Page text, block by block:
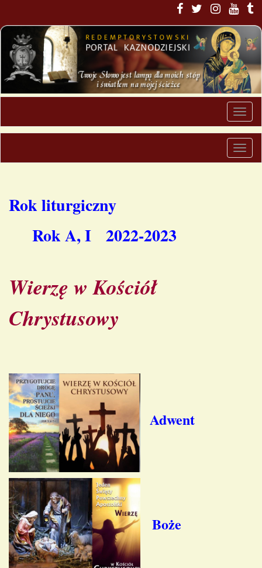
Rok liturgiczny
Rok A, I 2022-2023
Wierzę w Kościół
Chrystusowy
Adwent
Boże